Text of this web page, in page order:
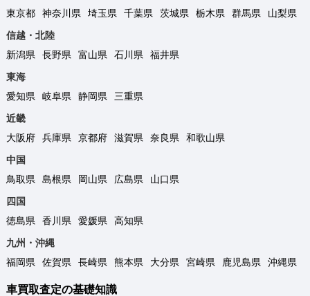
東京都
神奈川県 埼玉県 千葉県 茨城県 栃木県 群馬県
山梨県
信越・北陸
新潟県
長野県 富山県 石川県
福井県
東海
愛知県
岐阜県 静岡県
三重県
近畿
大阪府
兵庫県 京都府 滋賀県 奈良県
和歌山県
中国
鳥取県
島根県 岡山県 広島県
山口県
四国
徳島県
香川県 愛媛県
高知県
九州・沖縄
福岡県
佐賀県 長崎県 熊本県 大分県 宮崎県 鹿児島県 沖縄県
車買取査定の基礎知識